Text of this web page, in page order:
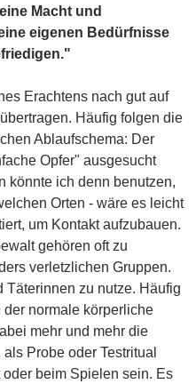
Macht und
eigenen Bedürfnisse
Erachtens nach gut auf
Häufig folgen die
Ablaufschema: Der
Opfer" ausgesucht
könnte ich denn benutzen,
Orten - wäre es leicht
um Kontakt aufzubauen.
gehören oft zu
verletzlichen Gruppen.
Täterinnen zu nutze. Häufig
normale körperliche
mehr und mehr die
Probe oder Testritual
beim Spielen sein. Es